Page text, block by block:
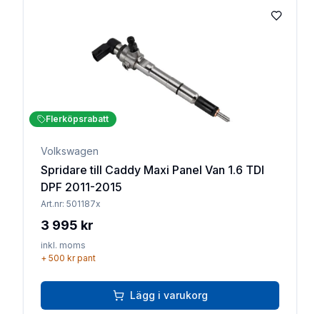
Lägg till
Flerköpsrabatt
Volkswagen
Spridare till Caddy Maxi Panel Van 1.6 TDI
DPF 2011-2015
Art.nr: 501187x
3 995 kr
inkl. moms
+ 500 krpant
Lägg i varukorg